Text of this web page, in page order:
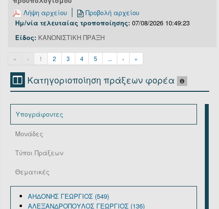
Λήψη αρχείου
Προβολή αρχείου
Ημ/νία τελευταίας τροποποίησης: 07/08/2026 10:49:23
Είδος: ΚΑΝΟΝΙΣΤΙΚΗ ΠΡΑΞΗ
« ‹ 1 2 3 4 5 ... › »
Κατηγοριοποίηση πράξεων φορέα
Υπογράφοντες
Μονάδες
Τύποι Πράξεων
Θεματικές
ΑΗΔΟΝΗΣ ΓΕΩΡΓΙΟΣ (549)
ΑΛΕΞΑΝΔΡΟΠΟΥΛΟΣ ΓΕΩΡΓΙΟΣ (136)